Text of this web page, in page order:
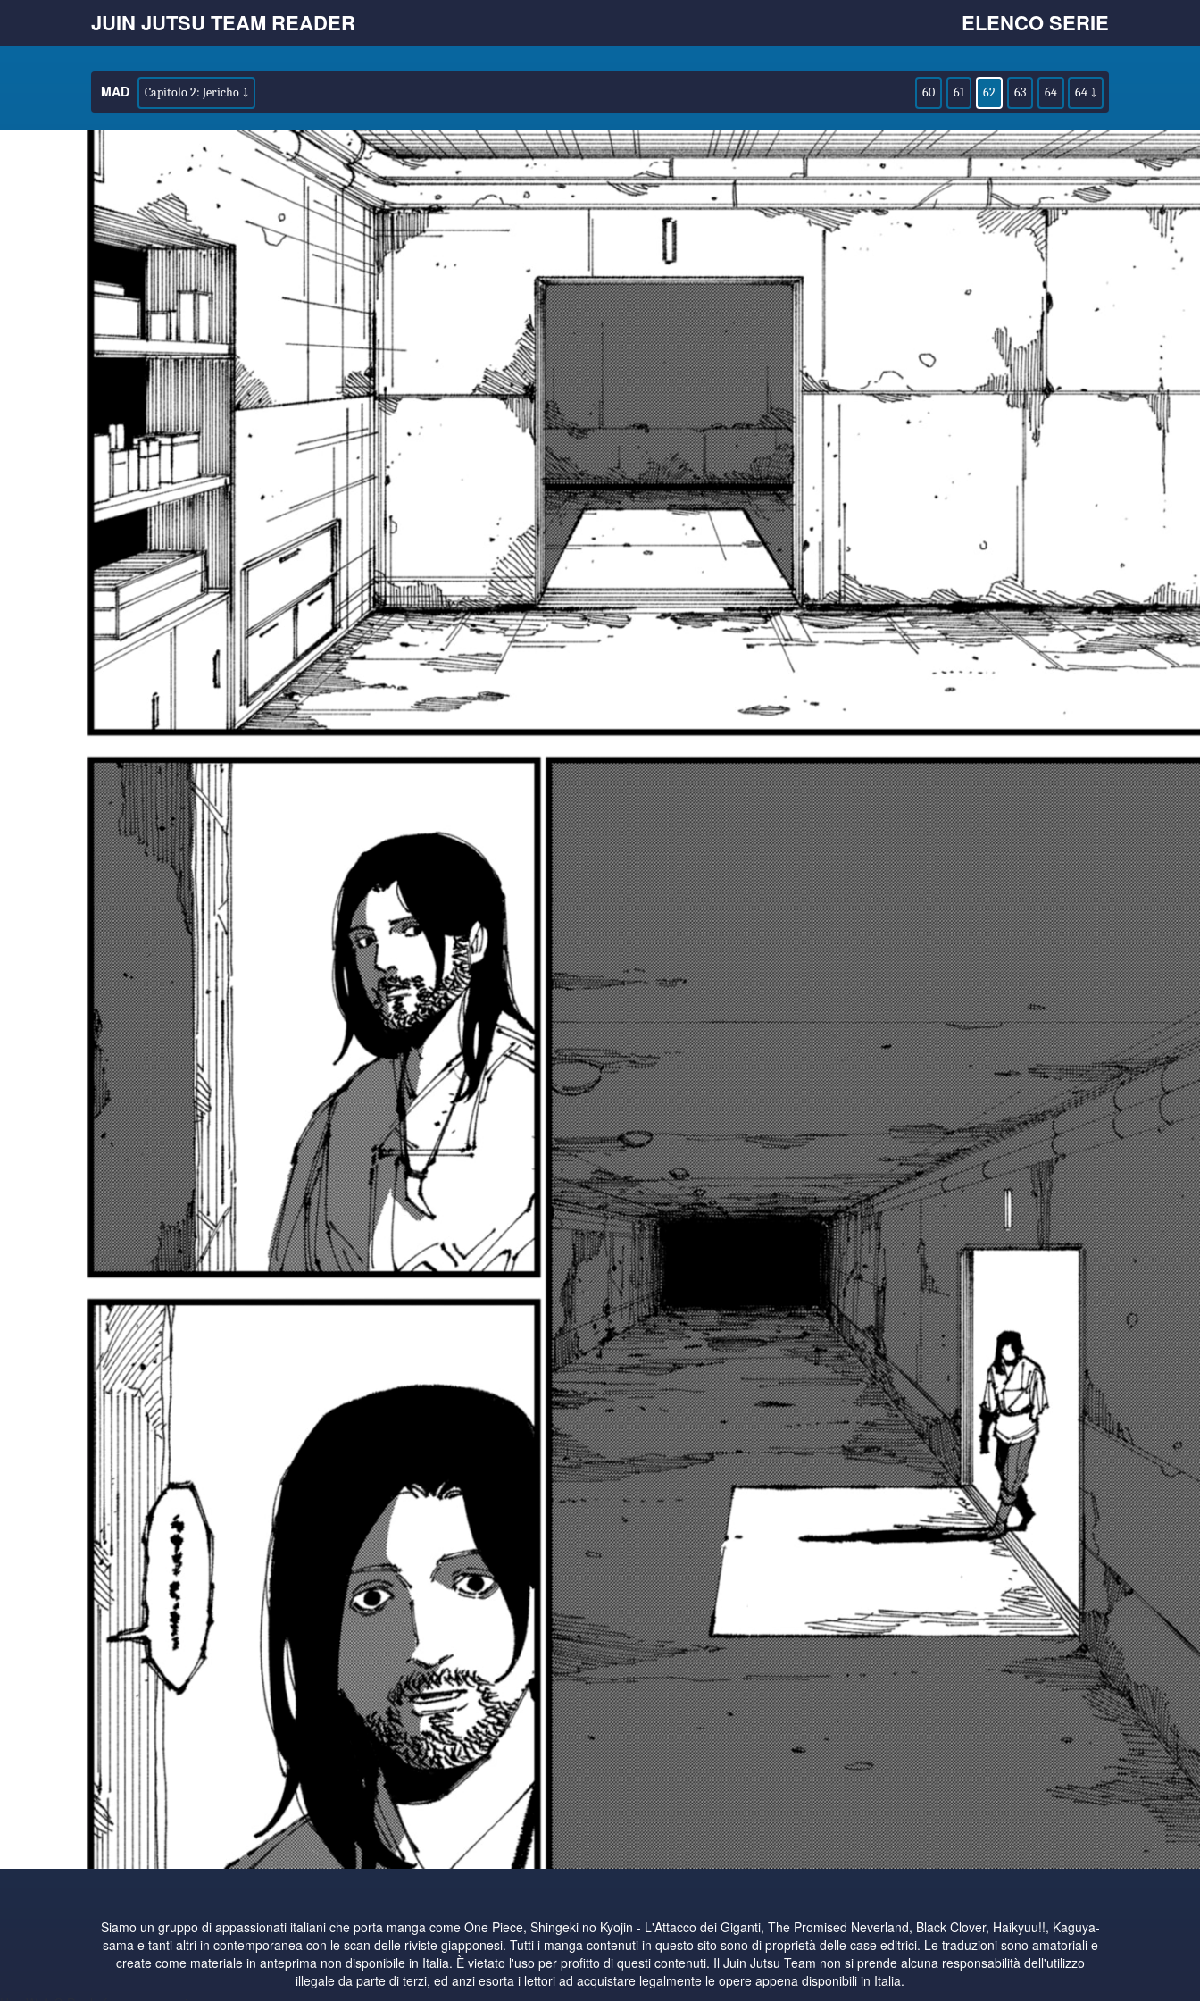
JUIN JUTSU TEAM READER ELENCO SERIE
MAD Capitolo 2: Jericho ⤵ 60 61 62 63 64 64 ⤵
Siamo un gruppo di appassionati italiani che porta manga come One Piece, Shingeki no Kyojin - L'Attacco dei Giganti, The Promised Neverland, Black Clover, Haikyuu!!, Kaguya-
sama e tanti altri in contemporanea con le scan delle riviste giapponesi. Tutti i manga contenuti in questo sito sono di proprietà delle case editrici. Le traduzioni sono amatoriali e
create come materiale in anteprima non disponibile in Italia. È vietato l'uso per profitto di questi contenuti. Il Juin Jutsu Team non si prende alcuna responsabilità dell'utilizzo
illegale da parte di terzi, ed anzi esorta i lettori ad acquistare legalmente le opere appena disponibili in Italia.